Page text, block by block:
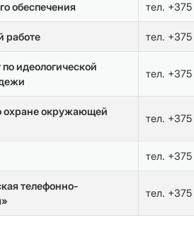
обеспечения тел.
работе тел.
идеологической
тел.
охране окружающей
тел.
тел.
телефонно-
тел.